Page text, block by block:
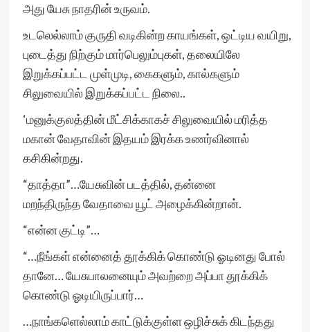
அது யேசு நாதரின் உருவம்.
உடலெல்லாம் குருதி வடிகின்ற காயங்கள், ஒட்டிய வயிறு,
புடைத்து நிற்கும் மார்பெலும்புகள், தலையிலே
இறுக்கப்பட்ட முள்முடி, கைகளும், கால்களும்
சிலுவையில் இறுக்கப்பட்ட நிலை..
‘மனுக்குலத்தின் மீட்சிக்காகச் சிலுவையில் மரித்த
மகான் வேதாவின் இதயம் இரக்க உணர்வினால்
கசிகின்றது.
“தாத்தா”…யேசுவின் படத்தில், தன்னை
மறந்திருந்த வேதாவை யூட் அழைக்கின்றான்.
“என்ன குட்டி”…
“…நீங்கள் என்னைத் தூக்கிக் கொண்டு ஓடினது போல்
தானே… யேசுபாலனையும் அவற்றை அப்பா தூக்கிக்
கொண்டு ஓடியிருப்பார்…
…நாங்களெல்லாம் காட்டுக்குள்ள ஒழிச்சுக் கிடந்தது